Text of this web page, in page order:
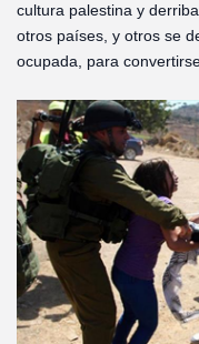
cultura palestina y
otros países, y otros se
ocupada, para